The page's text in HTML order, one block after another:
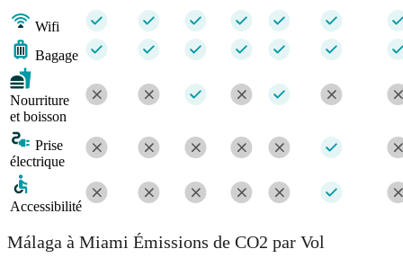
Wifi
Bagage
Nourriture
et boisson
Prise
électrique
Accessibilité
Málaga à Miami Émissions de CO2 par Vol